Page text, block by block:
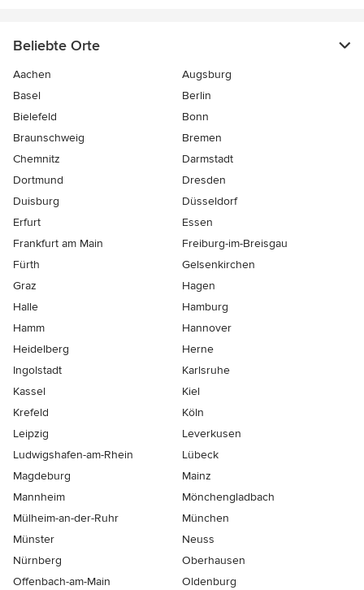
Beliebte Orte
Aachen
Augsburg
Basel
Berlin
Bielefeld
Bonn
Braunschweig
Bremen
Chemnitz
Darmstadt
Dortmund
Dresden
Duisburg
Düsseldorf
Erfurt
Essen
Frankfurt am Main
Freiburg-im-Breisgau
Fürth
Gelsenkirchen
Graz
Hagen
Halle
Hamburg
Hamm
Hannover
Heidelberg
Herne
Ingolstadt
Karlsruhe
Kassel
Kiel
Krefeld
Köln
Leipzig
Leverkusen
Ludwigshafen-am-Rhein
Lübeck
Magdeburg
Mainz
Mannheim
Mönchen­gladbach
Mülheim-an-der-Ruhr
München
Münster
Neuss
Nürnberg
Oberhausen
Offenbach-am-Main
Oldenburg